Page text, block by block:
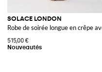
SOLACE LONDON
Robe de soirée longue en crêpe
515,00 €